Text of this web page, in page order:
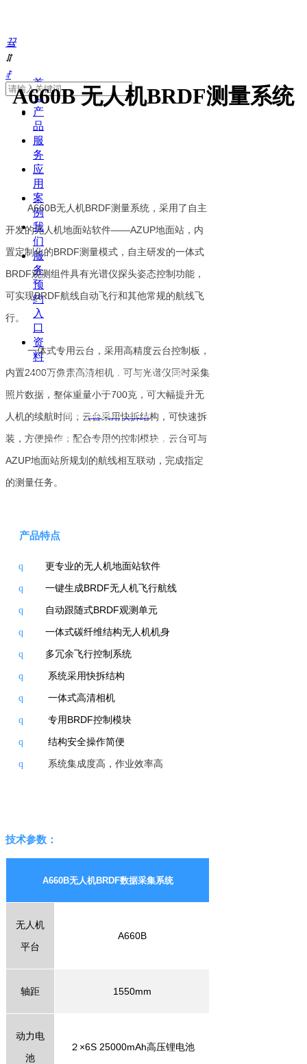
끀
ꁲ
首
页
产
品
服
务
应
用
案
例
我
们
服
务
预
约
入
口
资
料
ꄙ
A660B 无人机BRDF测量系统
A660B无人机BRDF测量系统 ，采用了自主
开发的无人机地面站软件——AZUP地面站， 内
置定制化的BRDF测量模式 ，自主研发的一体式
BRDF观测组件具有光谱仪探头姿态控制功能 ，
可实现BRDF航线自动飞行和其他常规的航线飞
行。
一体式专用云台，采用高精度云台控制板，
内置2400万像素高清相机，可与光谱仪同时采集
照片数据，整体重量小于700克，可大幅提升无
人机的续航时间；云台采用快拆结构，可快速拆
装，方便操作；配合专用的控制模块，云台可与
AZUP地面站所规划的航线相互联动，完成指定
的测量任务。
产品特点
q 更专业的无人机地面站软件
q 一键生成BRDF无人机飞行航线
q 自动跟随式BRDF观测单元
q 一体式碳纤维结构无人机机身
q 多冗余飞行控制系统
q 系统采用快拆结构
q 一体式高清相机
q 专用BRDF控制模块
q 结构安全操作简便
q 系统集成度高， 作业效率高
技术参数：
A660B无人机BRDF数据采集系统
无人机
平台
A660B
轴距 1550mm
动力电
池
２×6S 25000mAh高压锂电池
北京安洲科技有限公司 版权所有京ICP备
14030654号电话：4006-507-608 010-62111182
邮箱：info@azup.com.cn
Copyright 2009 Auto Parts All Right Reserved